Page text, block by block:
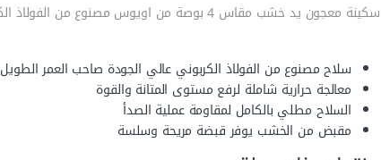
سكينة معجون يد خشب مقاس 4 بوصة من اويوس مصنوع من الفولاذ الكربوني المعالج حراريًا مع طلاء مضاد للصدأ.
سلاح مصنوع من الفولاذ الكربوني عالي الجودة صاحب العمر الطويل
معالجة حرارية شاملة لرفع مستوى المتانة والقوة
السلاح مطلي بالكامل لمقاومة عملية الصدأ
مقبض من الخشب يوفر قبضة مريحة وسلسة